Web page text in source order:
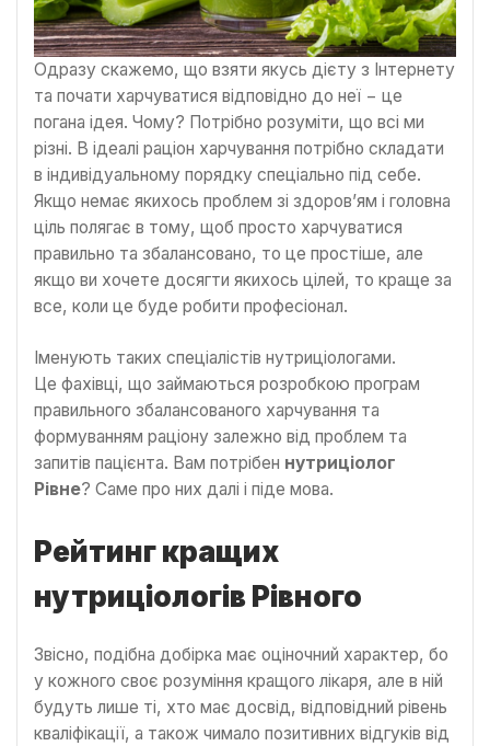
Одразу скажемо, що взяти якусь дієту з Інтернету
та почати харчуватися відповідно до неї − це
погана ідея. Чому? Потрібно розуміти, що всі ми
різні. В ідеалі раціон харчування потрібно складати
в індивідуальному порядку спеціально під себе.
Якщо немає якихось проблем зі здоров’ям і головна
ціль полягає в тому, щоб просто харчуватися
правильно та збалансовано, то це простіше, але
якщо ви хочете досягти якихось цілей, то краще за
все, коли це буде робити професіонал.
Іменують таких спеціалістів нутриціологами.
Це фахівці, що займаються розробкою програм
правильного збалансованого харчування та
формуванням раціону залежно від проблем та
запитів пацієнта. Вам потрібен нутриціолог
Рівне? Саме про них далі і піде мова.
Рейтинг кращих
нутриціологів Рівного
Звісно, подібна добірка має оціночний характер, бо
у кожного своє розуміння кращого лікаря, але в ній
будуть лише ті, хто має досвід, відповідний рівень
кваліфікації, а також чимало позитивних відгуків від